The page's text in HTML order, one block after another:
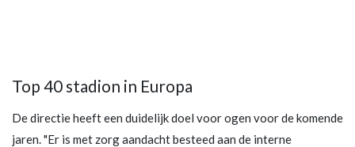
Top 40 stadion in Europa
De directie heeft een duidelijk doel voor ogen voor de komende
jaren. "Er is met zorg aandacht besteed aan de interne